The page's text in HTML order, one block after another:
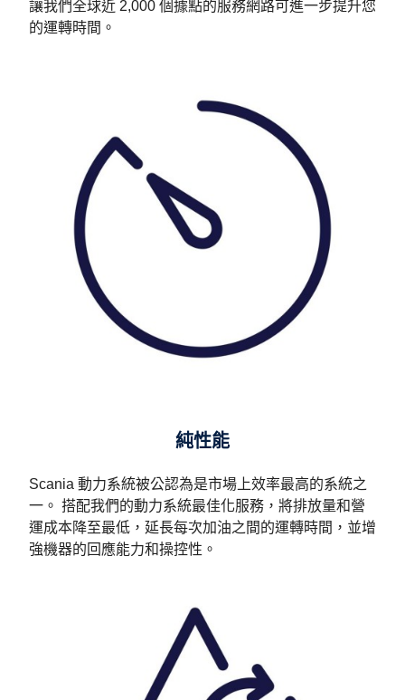
讓我們全球近 2,000 個據點的服務網路可進一步提升您
的運轉時間。
純性能
Scania 動力系統被公認為是市場上效率最高的系統之
一。 搭配我們的動力系統最佳化服務，將排放量和營
運成本降至最低，延長每次加油之間的運轉時間，並增
強機器的回應能力和操控性。